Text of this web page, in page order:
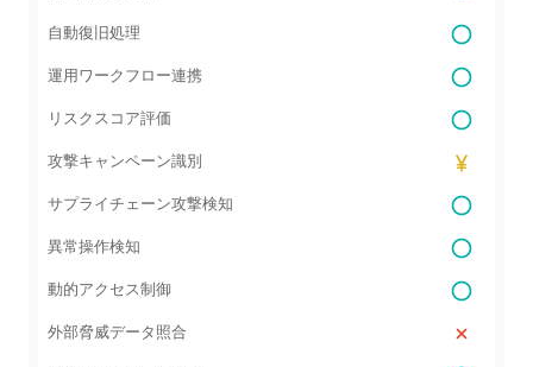
自動復旧処理
運用ワークフロー連携
リスクスコア評価
攻撃キャンペーン識別
サプライチェーン攻撃検知
異常操作検知
動的アクセス制御
外部脅威データ照合